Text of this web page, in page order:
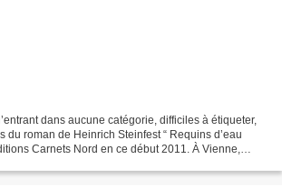
dans aucune catégorie, difficiles à étiqueter,
du roman de Heinrich Steinfest “ Requins d’eau
Carnets Nord en ce début 2011. À Vienne,